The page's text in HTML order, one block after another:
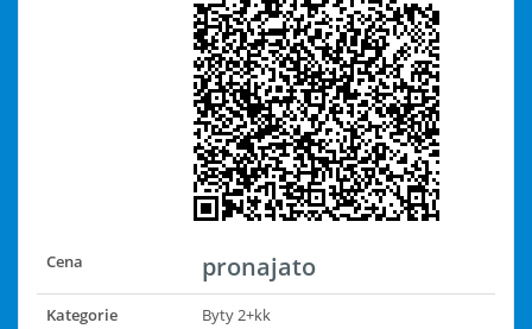
Cena pronajato
Kategorie
Byty 2+kk